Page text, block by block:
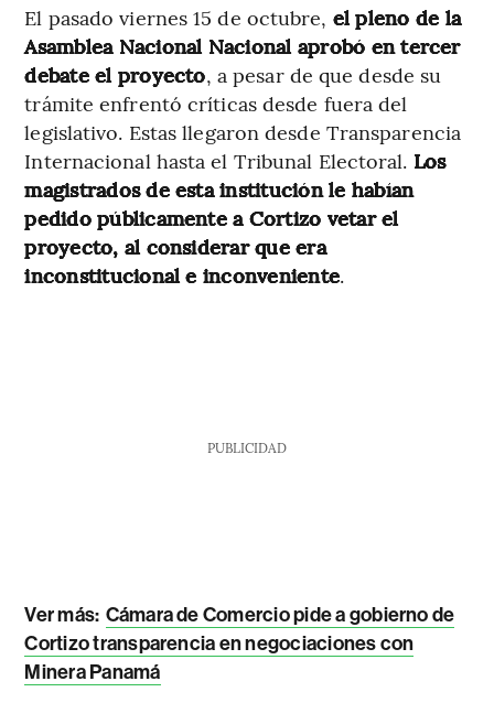
El pasado viernes 15 de octubre, el pleno de la
Asamblea Nacional Nacional aprobó en tercer
debate el proyecto, a pesar de que desde su
trámite enfrentó críticas desde fuera del
legislativo. Estas llegaron desde Transparencia
Internacional hasta el Tribunal Electoral. Los
magistrados de esta institución le habían
pedido públicamente a Cortizo vetar el
proyecto, al considerar que era
inconstitucional e inconveniente.
PUBLICIDAD
Ver más: Cámara de Comercio pide a gobierno de
Cortizo transparencia en negociaciones con
Minera Panamá